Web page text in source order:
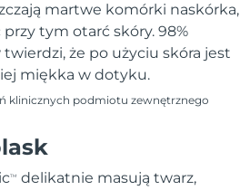
martwe komórki naskórka,
tym otarć skóry. 98%
że po użyciu skóra jest
miękka w dotyku.
klinicznych podmiotu zewnętrznego
TM
delikatnie masują twarz,